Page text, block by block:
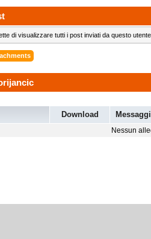
di visualizzare tutti i post inviati da questo
Download
Nessun